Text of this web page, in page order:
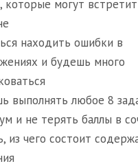
которые могут
находить ошибки в
и будешь много
выполнять любое 8
и не терять баллы в
из чего состоит